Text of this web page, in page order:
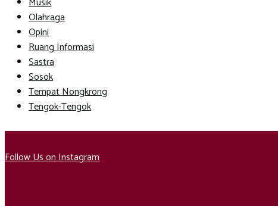
Olahraga
Opini
Ruang Informasi
Sastra
Sosok
Tempat Nongkrong
Tengok-Tengok
Follow Us on Instagram